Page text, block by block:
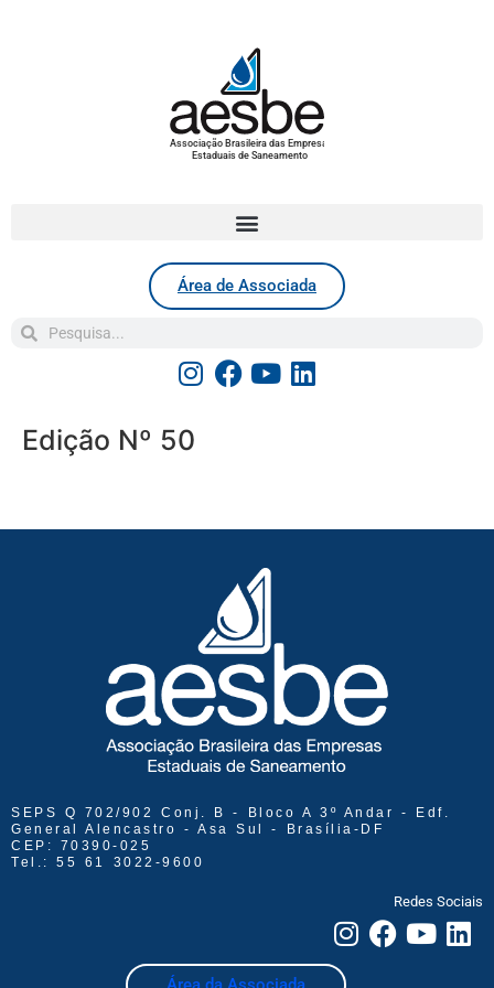
Associação Brasileira das Empresas
Estaduais de Saneamento
Área de Associada
Edição Nº 50
SEPS Q 702/902 Conj. B - Bloco A 3º Andar - Edf.
General Alencastro - Asa Sul - Brasília-DF
CEP: 70390-025
Tel.: 55 61 3022-9600
Redes Sociais